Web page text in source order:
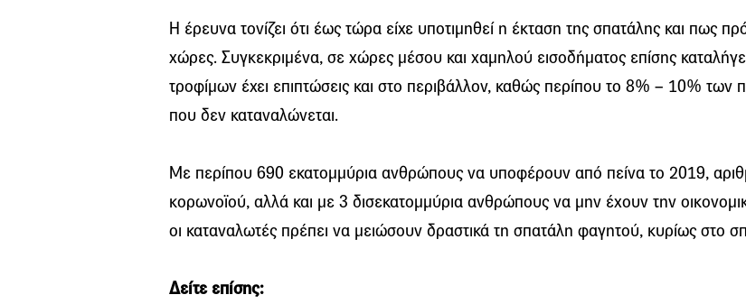
Η έρευνα τονίζει ότι έως τώρα είχε υποτιμηθεί η έκταση της σπατάλης και πως
χώρες. Συγκεκριμένα, σε χώρες μέσου και χαμηλού εισοδήματος επίσης
τροφίμων έχει επιπτώσεις και στο περιβάλλον, καθώς περίπου το 8% – 10%
που δεν καταναλώνεται.
Με περίπου 690 εκατομμύρια ανθρώπους να υποφέρουν από πείνα το 2019,
κορωνοϊού, αλλά και με 3 δισεκατομμύρια ανθρώπους να μην έχουν την
οι καταναλωτές πρέπει να μειώσουν δραστικά τη σπατάλη φαγητού, κυρίως στο
Δείτε επίσης: